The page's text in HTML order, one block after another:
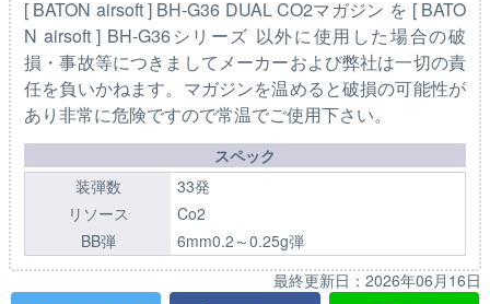
[ BATON airsoft ] BH-G36 DUAL CO2マガジン を [ BATO
N airsoft ] BH-G36シリーズ 以外に使用した場合の破
損・事故等につきましてメーカーおよび弊社は一切の責
任を負いかねます。マガジンを温めると破損の可能性が
あり非常に危険ですので常温でご使用下さい。
スペック
装弾数
33発
リソース
Co2
BB弾
6mm0.2～0.25g弾
最終更新日： 2026年06月16日